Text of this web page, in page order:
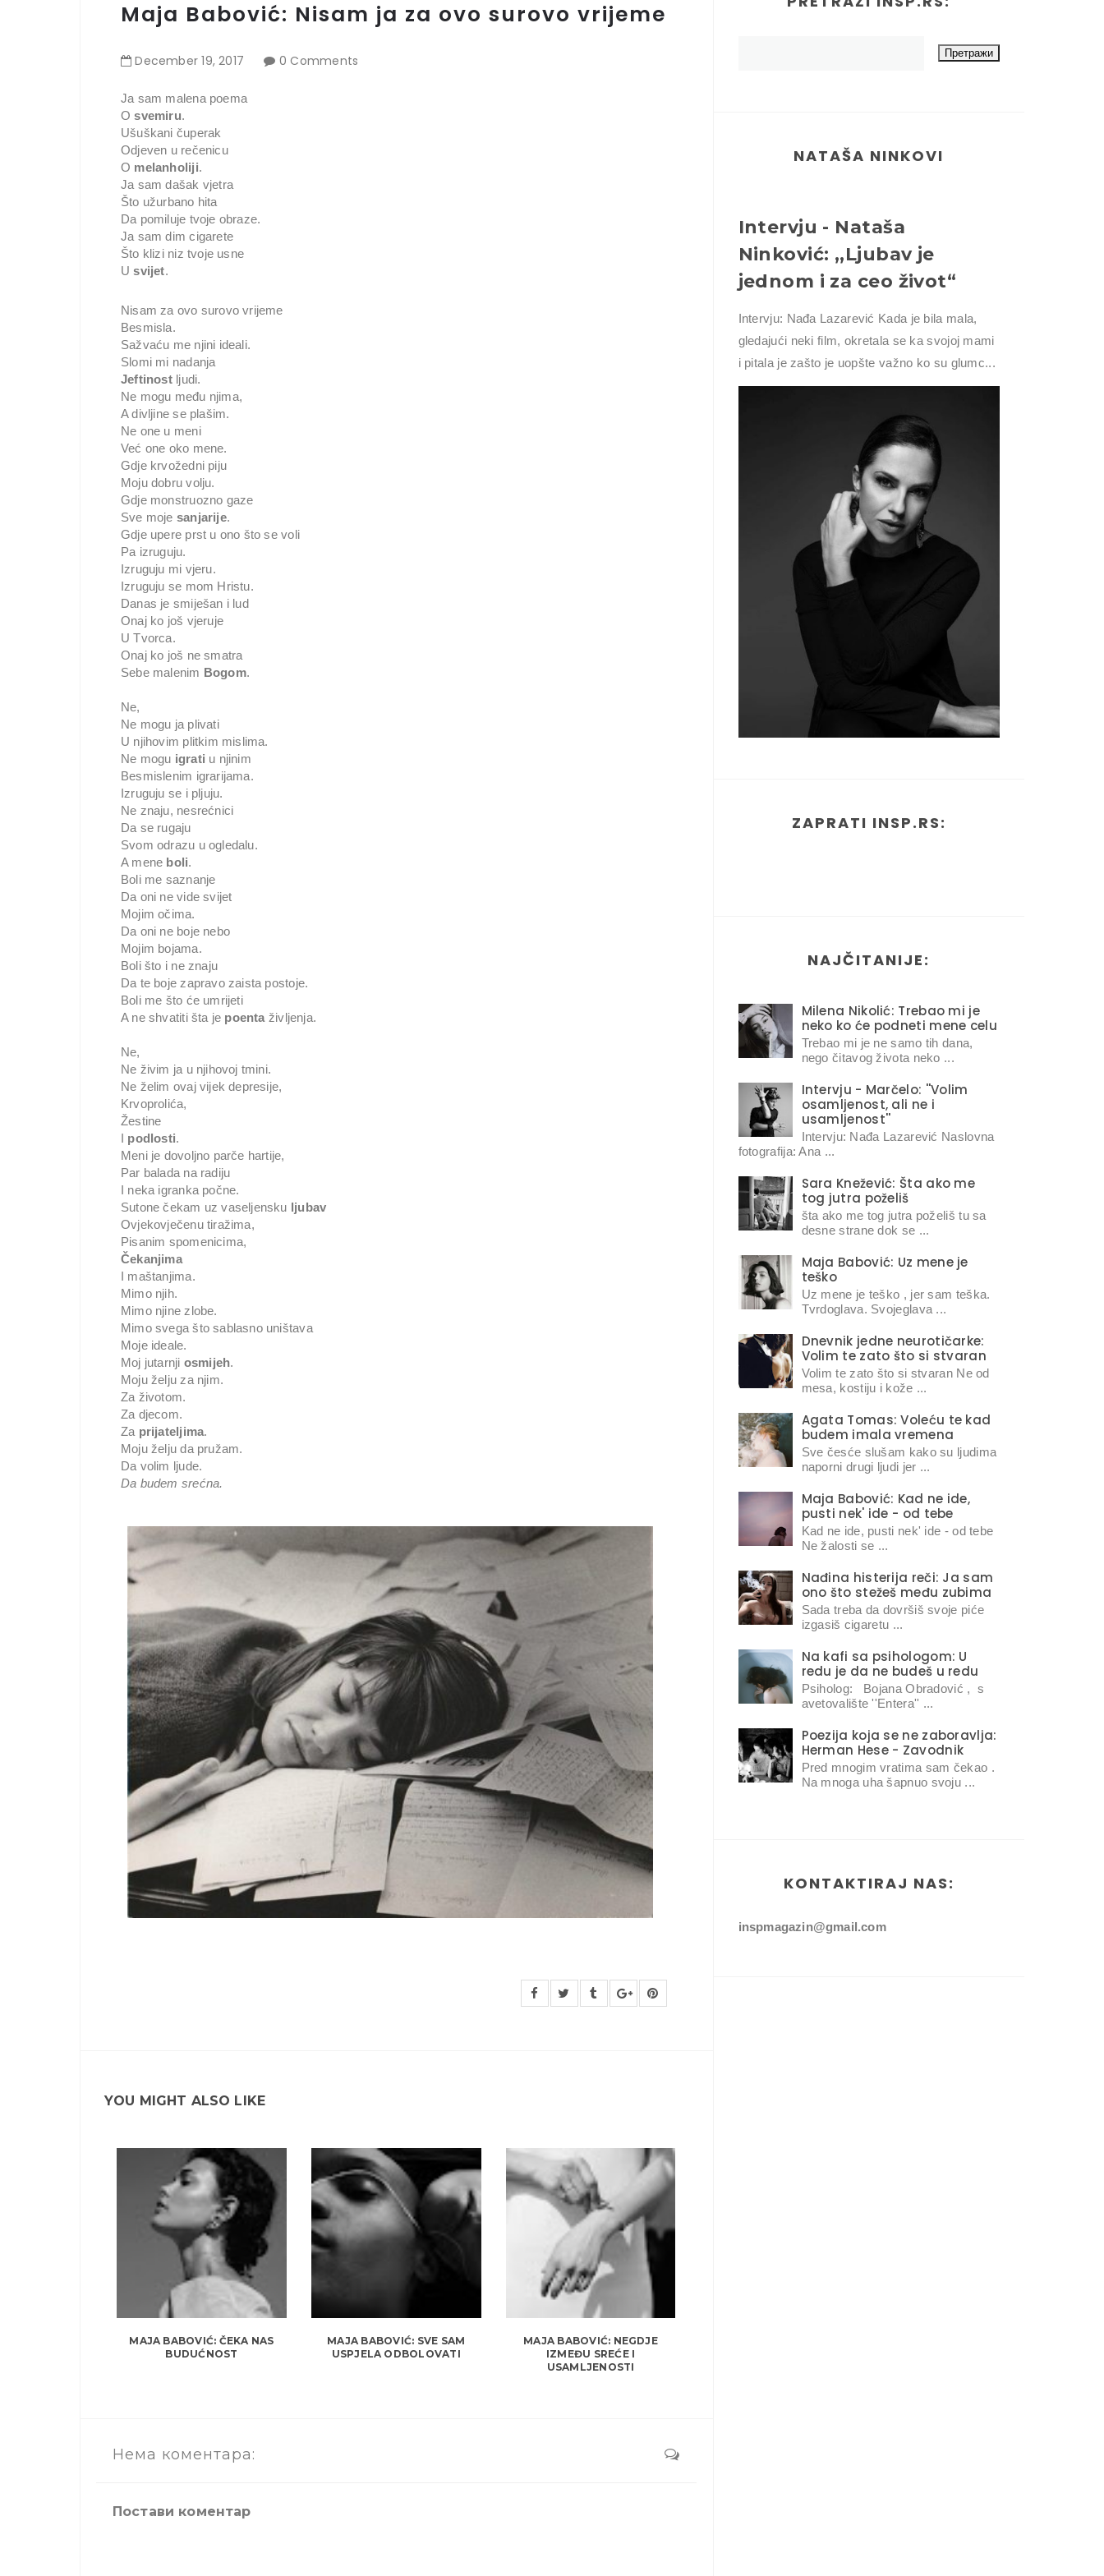
Maja Babović: Nisam ja za ovo surovo vrijeme
December 19,2017 0 Comments
Ja sam malena poema
Osvemiru.
Ušuškani čuperak
Odjeven u rečenicu
O melanholiji.
Ja sam dašak vjetra
Što užurbano hita
Da pomiluje tvoje obraze.
Ja sam dim cigarete
Što klizi niz tvoje usne
Usvijet.
Nisam za ovo surovo vrijeme
Besmisla.
Sažvaću me njini ideali.
Slomi mi nadanja
Jeftinost ljudi.
Ne mogu među njima,
A divljine se plašim.
Ne one u meni
Već one oko mene.
Gdje krvožedni piju
Moju dobru volju.
Gdje monstruozno gaze
Sve moje sanjarije.
Gdje upere prst u ono što se voli
Pa izruguju.
Izruguju mi vjeru.
Izruguju se mom Hristu.
Danas je smiješan i lud
Onaj ko još vjeruje
U Tvorca.
Onaj ko još ne smatra
Sebe malenim Bogom.
Ne,
Ne mogu ja plivati
U njihovim plitkim mislima.
Ne mogu igrati u njinim
Besmislenim igrarijama.
Izruguju se i pljuju.
Ne znaju, nesrećnici
Da se rugaju
Svom odrazu u ogledalu.
A mene boli.
Boli me saznanje
Da oni ne vide svijet
Mojim očima.
Da oni ne boje nebo
Mojim bojama.
Boli što i ne znaju
Da te boje zapravo zaista postoje.
Boli me što će umrijeti
A ne shvatiti šta je poenta življenja.
Ne,
Ne živim ja u njihovoj tmini.
Ne želim ovaj vijek depresije,
Krvoprolića,
Žestine
I podlosti.
Meni je dovoljno parče hartije,
Par balada na radiju
I neka igranka počne.
Sutone čekam uz vaseljensku ljubav
Ovjekovječenu tiražima,
Pisanim spomenicima,
Čekanjima
I maštanjima.
Mimo njih.
Mimo njine zlobe.
Mimo svega što sablasno uništava
Moje ideale.
Moj jutarnji osmijeh.
Moju želju za njim.
Za životom.
Za djecom.
Za prijateljima.
Moju želju da pružam.
Da volim ljude.
Da budem srećna.
YOU MIGHT ALSO LIKE
MAJA BABOVIĆ: ČEKA NAS
BUDUĆNOST
MAJA BABOVIĆ: SVE SAM
USPJELA ODBOLOVATI
MAJA BABOVIĆ: NEGDJE
IZMEĐU SREĆE I
USAMLJENOSTI
Нема коментара:
Постави коментар
NATAŠA NINKOVI
Intervju - Nataša
Ninković: ,,Ljubav je
jednom i za ceo život“
Intervju: Nađa Lazarević Kada je bila mala,
gledajući neki film, okretala se ka svojoj mami
i pitala je zašto je uopšte važno ko su glumc...
ZAPRATI INSP.RS:
NAJČITANIJE:
Milena Nikolić: Trebao mi je
neko ko će podneti mene celu
Trebao mi je ne samo tih dana,
nego čitavog života neko ...
Intervju - Marčelo: ''Volim
osamljenost, ali ne i
usamljenost''
Intervju: Nađa Lazarević Naslovna
fotografija: Ana ...
Sara Knežević: Šta ako me
tog jutra poželiš
šta ako me tog jutra poželiš tu sa
desne strane dok se ...
Maja Babović: Uz mene je
teško
Uz mene je teško , jer sam teška.
Tvrdoglava. Svojeglava ...
Dnevnik jedne neurotičarke:
Volim te zato što si stvaran
Volim te zato što si stvaran Ne od
mesa, kostiju i kože ...
Agata Tomas: Voleću te kad
budem imala vremena
Sve česće slušam kako su ljudima
naporni drugi ljudi jer ...
Maja Babović: Kad ne ide,
pusti nek' ide - od tebe
Kad ne ide, pusti nek' ide - od tebe
Ne žalosti se ...
Nađina histerija reči: Ja sam
ono što stežeš među zubima
Sada treba da dovršiš svoje piće
izgasiš cigaretu ...
Na kafi sa psihologom: U
redu je da ne budeš u redu
Psiholog: Bojana Obradović , s
avetovalište ''Entera'' ...
Poezija koja se ne zaboravlja:
Herman Hese - Zavodnik
Pred mnogim vratima sam čekao .
Na mnoga uha šapnuo svoju ...
KONTAKTIRAJ NAS:
inspmagazin@gmail.com